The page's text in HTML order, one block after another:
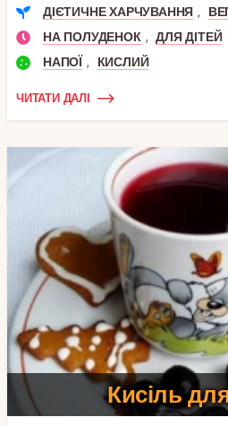
ДІЄТИЧНЕ ХАРЧУВАННЯ ,
НА ПОЛУДЕНОК , ДЛЯ ДІТЕЙ
НАПОЇ , КИСЛИЙ
ЧИТАТИ ДАЛІ
Кисіль